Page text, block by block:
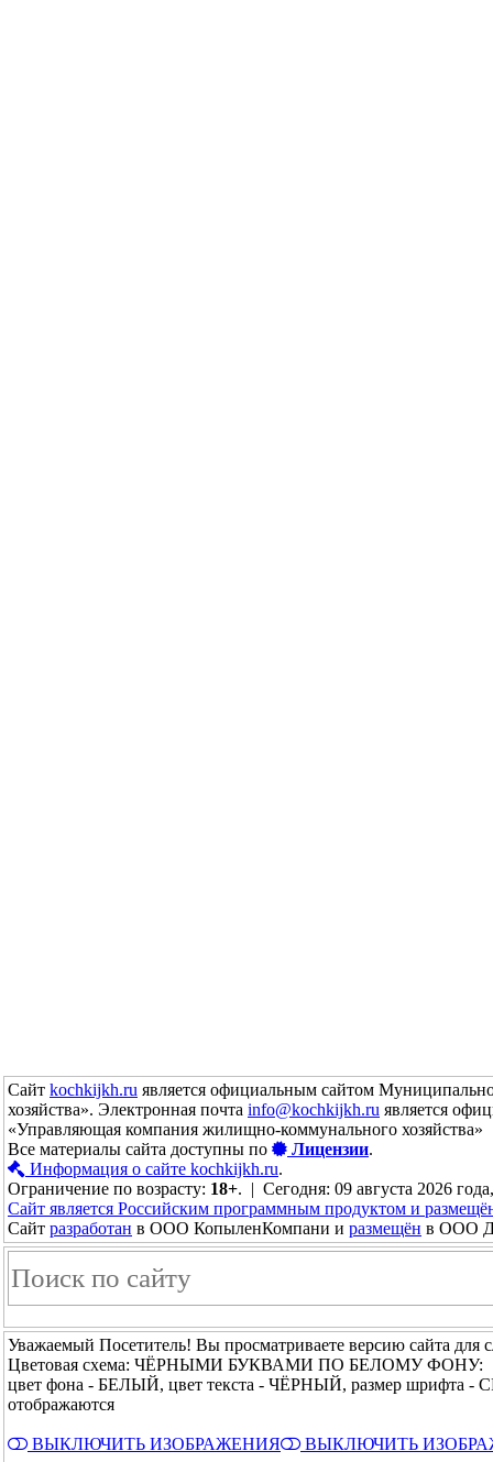
Сайт kochkijkh.ru является официальным сайтом
хозяйства». Электронная почта info@kochkijkh.ru является
«Управляющая компания жилищно-коммунального хозяйства»
Все материалы сайта доступны по
Лицензии.
Информация о сайте kochkijkh.ru.
Ограничение по возрасту: 18+. | Сегодня: 09 августа 2026
Сайт является Российским программным продуктом и
Сайт разработан в ООО КопыленКомпани и размещён в ООО
Уважаемый Посетитель! Вы просматриваете версию сайта для
Цветовая схема: ЧЁРНЫМИ БУКВАМИ ПО БЕЛОМУ ФОНУ:
цвет фона - БЕЛЫЙ, цвет текста - ЧЁРНЫЙ, размер шрифта
отображаются
ВЫКЛЮЧИТЬ ИЗОБРАЖЕНИЯ ВЫКЛЮЧИТЬ